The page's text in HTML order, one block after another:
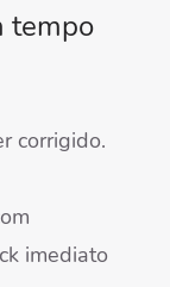
tempo
corrigido.
imediato